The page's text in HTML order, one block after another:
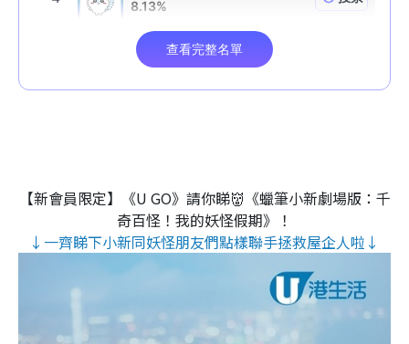
【新會員限定】《U GO》請你睇👹《蠟筆小新劇場版：千
奇百怪！我的妖怪假期》！
↓一齊睇下小新同妖怪朋友們點樣聯手拯救屋企人啦↓